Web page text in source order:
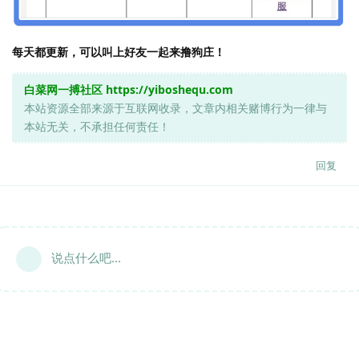
每天都更新，可以叫上好友一起来撸狗庄！
白菜网一搏社区 https://yiboshequ.com
本站资源全部来源于互联网收录，文章内相关赌博行为一律与
本站无关，不承担任何责任！
回复
说点什么吧...